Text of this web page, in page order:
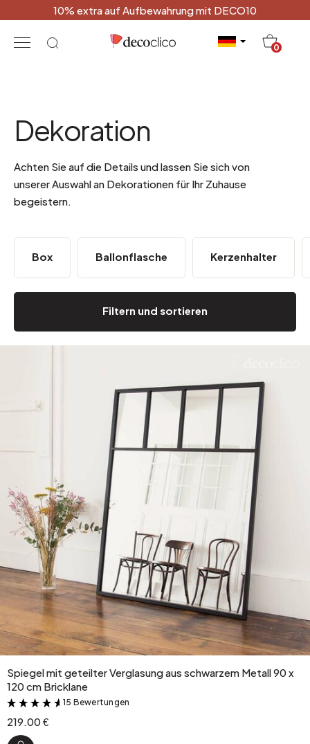
10% extra auf Aufbewahrung mit DECO10
0
Dekoration
Achten Sie auf die Details und lassen Sie sich von
unserer Auswahl an Dekorationen für Ihr Zuhause
begeistern.
Filtern und sortieren
Box Ballonflasche Kerzenhalter
Spiegel mit geteilter Verglasung aus schwarzem Metall 90 x
120 cm Bricklane
&
15 Bewertungen
219.00 €